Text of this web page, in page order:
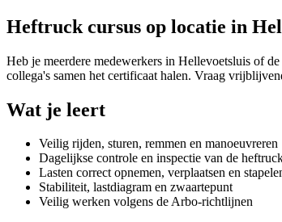
Heftruck cursus op locatie in
Heb je meerdere medewerkers in Hellevoetsluis of
collega's samen het certificaat halen. Vraag
Wat je leert
Veilig rijden, sturen, remmen en manoeuvreren
Dagelijkse controle en inspectie van de
Lasten correct opnemen, verplaatsen en
Stabiliteit, lastdiagram en zwaartepunt
Veilig werken volgens de Arbo-richtlijnen